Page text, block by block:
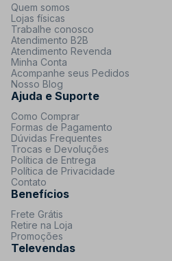
Quem somos
Lojas físicas
Trabalhe conosco
Atendimento B2B
Atendimento Revenda
Minha Conta
Acompanhe seus Pedidos
Nosso Blog
Ajuda e Suporte
Como Comprar
Formas de Pagamento
Dúvidas Frequentes
Trocas e Devoluções
Política de Entrega
Política de Privacidade
Contato
Benefícios
Frete Grátis
Retire na Loja
Promoções
Televendas